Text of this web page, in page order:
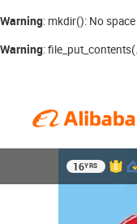
Warning: mkdir(): No
Warning:
16YRS